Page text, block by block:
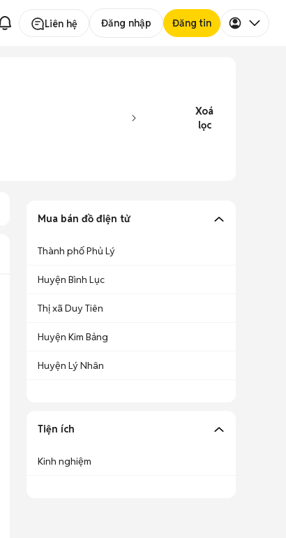
Liên hệ Đăng nhập Đăng tin
Xoá
lọc
Mua bán đồ điện tử
Thành phố Phủ Lý
Huyện Bình Lục
Thị xã Duy Tiên
Huyện Kim Bảng
Huyện Lý Nhân
Tiện ích
Kinh nghiệm